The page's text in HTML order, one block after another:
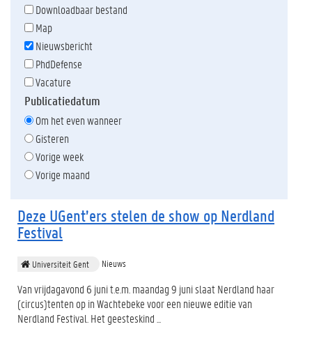
Downloadbaar bestand
Map
Nieuwsbericht
PhdDefense
Vacature
Publicatiedatum
Om het even wanneer
Gisteren
Vorige week
Vorige maand
Deze UGent’ers stelen de show op Nerdland
Festival
Universiteit Gent Nieuws
Van vrijdagavond 6 juni t.e.m. maandag 9 juni slaat Nerdland haar
(circus)tenten op in Wachtebeke voor een nieuwe editie van
Nerdland Festival. Het geesteskind ...